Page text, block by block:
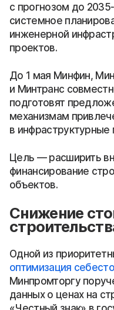
с прогнозом до
системное
инженерной
проектов.
До 1 мая Минфин,
и Минтранс
подготовят
механизмам
в инфраструктурные
Цель — расширить
финансирование
объектов.
Снижение
Одной из
оптимизация
Минпромторгу
данных о ценах на